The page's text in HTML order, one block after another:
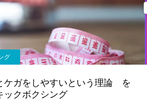
ーとして 個別トレー
セミナー 運動・体操
ニ
元日本王者
パーソナルトレーニ
ング
パーソナルトレーナー
び方｜失敗しない7つの
解説
グ
ケガをしやすいという理論 を
ックボクシング